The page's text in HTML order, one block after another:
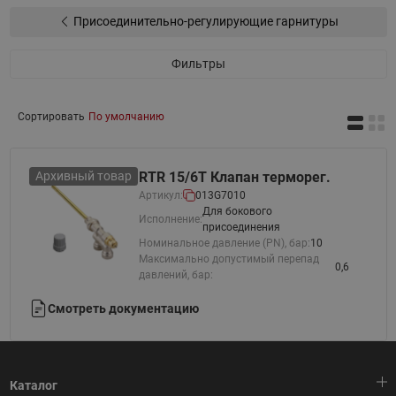
Присоединительно-регулирующие гарнитуры
Фильтры
Сортировать По умолчанию
Архивный товар RTR 15/6T Клапан терморег.
Артикул:
013G7010
Исполнение:
Для бокового
присоединения
Номинальное давление (PN), бар:10
Максимально допустимый перепад
давлений, бар:
0,6
Смотреть документацию
Каталог